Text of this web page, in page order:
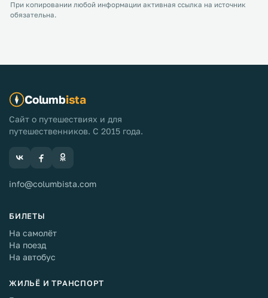
При копировании любой информации активная ссылка на источник
обязательна.
Columbista
Сайт о путешествиях и для
путешественников. С 2015 года.
info@columbista.com
БИЛЕТЫ
На самолёт
На поезд
На автобус
ЖИЛЬЁ И ТРАНСПОРТ